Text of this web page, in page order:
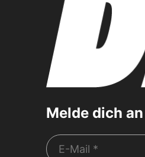
Melde dich